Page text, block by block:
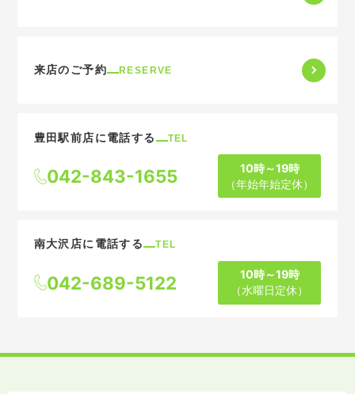
来店のご予約 RESERVE
豊田駅前店に電話する TEL
042-843-1655
10時～19時
（年始年始定休）
南大沢店に電話する TEL
042-689-5122
10時～19時
（水曜日定休）